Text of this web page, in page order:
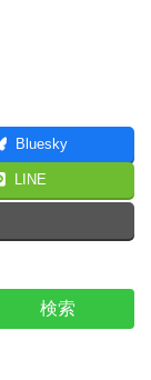
Bluesky
LINE